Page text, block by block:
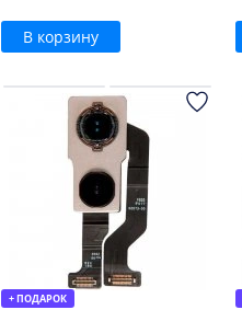
В корзину
+ ПОДАРОК